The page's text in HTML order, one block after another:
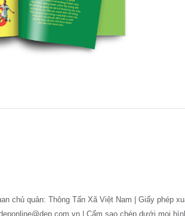
chủ quản: Thông Tấn Xã Việt Nam | Giấy phép
| Cấm sao chép dưới mọi